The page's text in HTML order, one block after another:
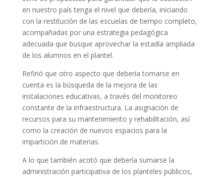
en nuestro país tenga el nivel que debería, iniciando
con la restitución de las escuelas de tiempo completo,
acompañadas por una estrategia pedagógica
adecuada que busque aprovechar la estadía ampliada
de los alumnos en el plantel.
Refirió que otro aspecto que debería tomarse en
cuenta es la búsqueda de la mejora de las
instalaciones educativas, a través del monitoreo
constante de la infraestructura. La asignación de
recursos para su mantenimiento y rehabilitación, así
como la creación de nuevos espacios para la
impartición de materias.
A lo que también acotó que debería sumarse la
administración participativa de los planteles públicos,